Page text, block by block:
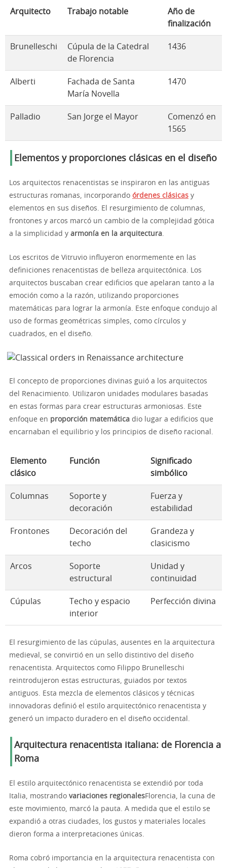
Arquitecto Trabajo notable
Año de
finalización
Brunelleschi
Cúpula de la Catedral
de Florencia
1436
Alberti
Fachada de Santa
María Novella
1470
Palladio San Jorge el Mayor
Comenzó en
1565
Elementos y proporciones clásicas en el diseño
Los arquitectos renacentistas se inspiraron en las antiguas
estructuras romanas, incorporando órdenes clásicas y
elementos en sus diseños. El resurgimiento de columnas,
frontones y arcos marcó un cambio de la complejidad gótica
a la simplicidad y armonía en la arquitectura.
Los escritos de Vitruvio influyeron enormemente en las
definiciones renacentistas de belleza arquitectónica. Los
arquitectos buscaban crear edificios que apelaran tanto a la
emoción como a la razón, utilizando proporciones
matemáticas para lograr la armonía. Este enfoque condujo al
uso de formas geométricas simples, como círculos y
cuadrados, en el diseño.
El concepto de proporciones divinas guió a los arquitectos
del Renacimiento. Utilizaron unidades modulares basadas
en estas formas para crear estructuras armoniosas. Este
enfoque en proporción matemática dio lugar a edificios que
encarnaban el equilibrio y los principios de diseño racional.
Elemento
clásico
Función
Significado
simbólico
Columnas
Soporte y
decoración
Fuerza y
estabilidad
Frontones
Decoración del
techo
Grandeza y
clasicismo
Arcos
Soporte
estructural
Unidad y
continuidad
Cúpulas
Techo y espacio
interior
Perfección divina
El resurgimiento de las cúpulas, ausentes en la arquitectura
medieval, se convirtió en un sello distintivo del diseño
renacentista. Arquitectos como Filippo Brunelleschi
reintrodujeron estas estructuras, guiados por textos
antiguos. Esta mezcla de elementos clásicos y técnicas
innovadoras definió el estilo arquitectónico renacentista y
generó un impacto duradero en el diseño occidental.
Arquitectura renacentista italiana: de Florencia a
Roma
El estilo arquitectónico renacentista se extendió por toda
Italia, mostrando variaciones regionalesFlorencia, la cuna de
este movimiento, marcó la pauta. A medida que el estilo se
expandió a otras ciudades, los gustos y materiales locales
dieron forma a interpretaciones únicas.
Roma cobró importancia en la arquitectura renacentista con